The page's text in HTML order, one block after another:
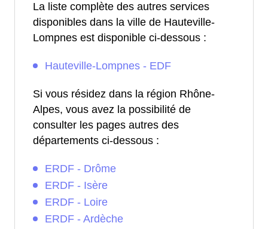
La liste complète des autres services
disponibles dans la ville de Hauteville-
Lompnes est disponible ci-dessous :
Hauteville-Lompnes - EDF
Si vous résidez dans la région Rhône-
Alpes, vous avez la possibilité de
consulter les pages autres des
départements ci-dessous :
ERDF - Drôme
ERDF - Isère
ERDF - Loire
ERDF - Ardèche